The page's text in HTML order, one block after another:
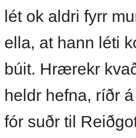
lét ok aldri fyrr
ella, at hann léti
búit. Hrærekr
heldr hefna, ríðr
fór suðr til